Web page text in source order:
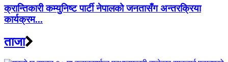
क्रान्तिकारी कम्युनिष्ट पार्टी नेपालको जनतासँग अन्तरक्रिया
कार्यक्रम...
ताजा